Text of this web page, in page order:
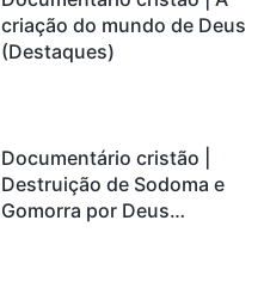
criação do mundo de Deus
(Destaques)
Documentário cristão |
Destruição de Sodoma e
Gomorra por Deus